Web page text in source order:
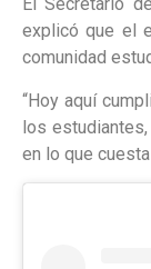
El Secretario
explicó que el
comunidad
“Hoy aquí
los
en lo que